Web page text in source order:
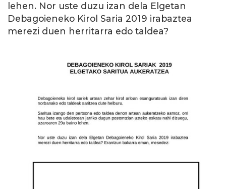
lehen. Nor uste duzu izan dela Elgetan
Debagoieneko Kirol Saria 2019 irabaztea
merezi duen herritarra edo taldea?